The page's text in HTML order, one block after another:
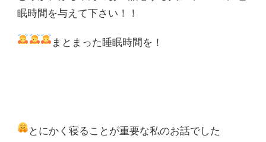
眠時間を与えて下さい！！
まとまった睡眠時間を！
とにかく寝ることが重要な私のお話でした